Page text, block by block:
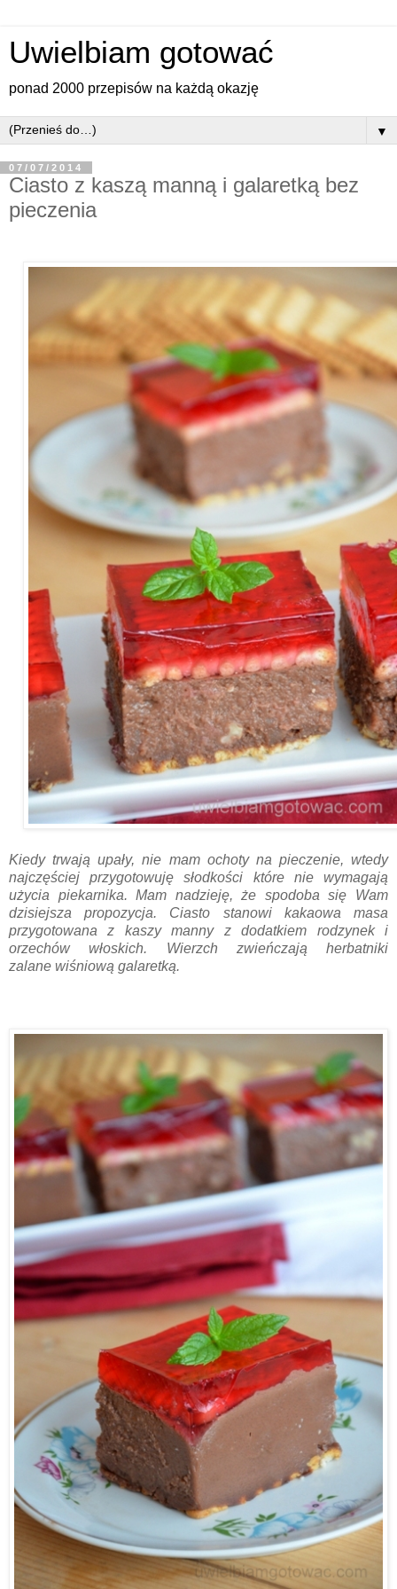
Uwielbiam gotować
ponad 2000 przepisów na każdą okazję
▼
07/07/2014
Ciasto z kaszą manną i galaretką bez
pieczenia
Kiedy trwają upały, nie mam ochoty na pieczenie, wtedy
najczęściej przygotowuję słodkości które nie wymagają
użycia piekarnika. Mam nadzieję, że spodoba się Wam
dzisiejsza propozycja. Ciasto stanowi kakaowa masa
przygotowana z kaszy manny z dodatkiem rodzynek i
orzechów włoskich. Wierzch zwieńczają herbatniki
zalane wiśniową galaretką.